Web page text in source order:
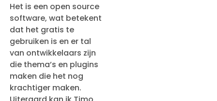
Het is een open source
software, wat betekent
dat het gratis te
gebruiken is en er tal
van ontwikkelaars zijn
die thema’s en plugins
maken die het nog
krachtiger maken.